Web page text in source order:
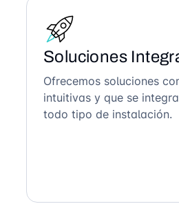
Soluciones
Ofrecemos soluciones
intuitivas y que se
todo tipo de instalación.